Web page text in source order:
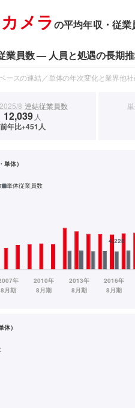
メラ の平均年収・従業
業員数 — 人員と処遇の長期
ースの連結／単体の年次変化と業界他
8 連結従業員数
12,039 人
前年比+451人
単体）
単体従業員数
）